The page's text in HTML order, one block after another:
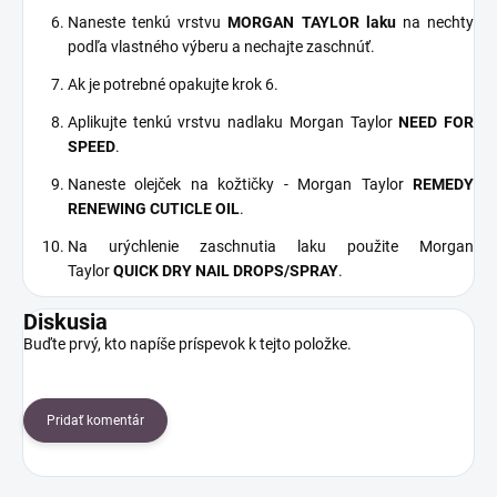
Naneste tenkú vrstvuMORGAN TAYLOR lakuna nechty
podľa vlastného výberu a nechajte zaschnúť.
Ak je potrebné opakujte krok 6.
Aplikujte tenkú vrstvu nadlaku Morgan TaylorNEED FOR
SPEED.
Naneste olejček na kožtičky - Morgan Taylor REMEDY
RENEWING CUTICLE OIL.
Na urýchlenie zaschnutia laku použite Morgan
TaylorQUICK DRY NAIL DROPS/SPRAY.
Diskusia
Buďte prvý, kto napíše príspevok k tejto položke.
Pridať komentár